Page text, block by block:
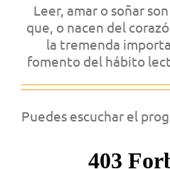
Leer, amar o soñar
que, o nacen del
la tremenda
fomento del hábito
Puedes escuchar el